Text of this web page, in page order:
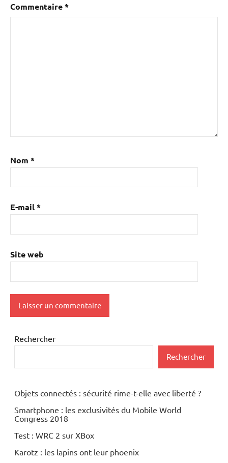
Commentaire*
Nom *
E-mail*
Site web
Rechercher
Rechercher
Objets connectés : sécurité rime-t-elle avec liberté ?
Smartphone : les exclusivités du Mobile World
Congress 2018
Test : WRC 2 sur XBox
Karotz : les lapins ont leur phoenix